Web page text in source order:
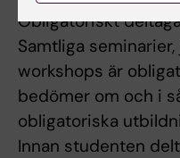
Obligatoriskt
Samtliga
workshops är
bedömer om och i
obligatoriska
Innan studenten